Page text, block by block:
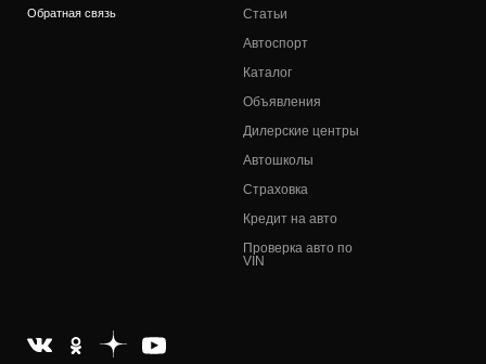
Обратная связь
Статьи
Автоспорт
Каталог
Объявления
Дилерские центры
Автошколы
Страховка
Кредит на авто
Проверка авто по
VIN